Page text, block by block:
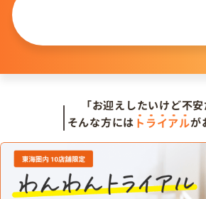
「お迎えしたいけど不安
そんな方には トライアルが